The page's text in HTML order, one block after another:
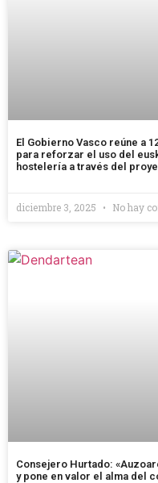
El Gobierno Vasco reúne a
para reforzar el uso del
hostelería a través del
diciembre 3, 2025 No hay
Consejero Hurtado:
y pone en valor el alma del